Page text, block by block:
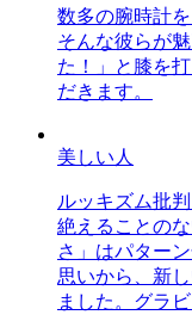
数多の腕時計
そんな彼らが
た！」と膝を
だきます。
美しい人
ルッキズム批
絶えることの
さ」はパター
思いから、新
ました。グラ